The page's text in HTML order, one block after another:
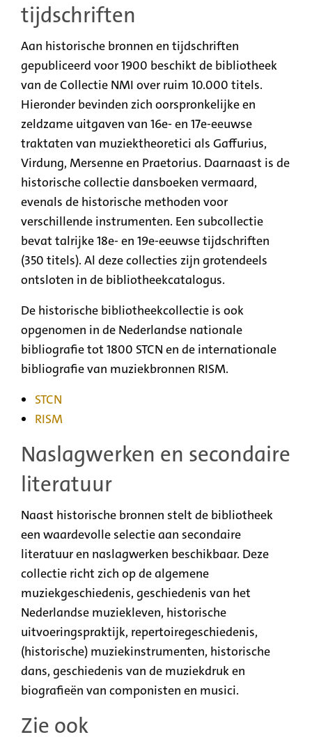
tijdschriften
Aan historische bronnen en tijdschriften
gepubliceerd voor 1900 beschikt de bibliotheek
van de Collectie NMI over ruim 10.000 titels.
Hieronder bevinden zich oorspronkelijke en
zeldzame uitgaven van 16e- en 17e-eeuwse
traktaten van muziektheoretici als Gaffurius,
Virdung, Mersenne en Praetorius. Daarnaast is de
historische collectie dansboeken vermaard,
evenals de historische methoden voor
verschillende instrumenten. Een subcollectie
bevat talrijke 18e- en 19e-eeuwse tijdschriften
(350 titels). Al deze collecties zijn grotendeels
ontsloten in de bibliotheekcatalogus.
De historische bibliotheekcollectie is ook
opgenomen in de Nederlandse nationale
bibliografie tot 1800 STCN en de internationale
bibliografie van muziekbronnen RISM.
STCN
RISM
Naslagwerken en secondaire
literatuur
Naast historische bronnen stelt de bibliotheek
een waardevolle selectie aan secondaire
literatuur en naslagwerken beschikbaar. Deze
collectie richt zich op de algemene
muziekgeschiedenis, geschiedenis van het
Nederlandse muziekleven, historische
uitvoeringspraktijk, repertoiregeschiedenis,
(historische) muziekinstrumenten, historische
dans, geschiedenis van de muziekdruk en
biografieën van componisten en musici.
Zie ook